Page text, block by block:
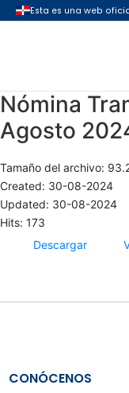
Nómina
Agosto
Tamaño del archivo:
Created: 30-08-2024
Updated: 30-08-2024
Hits: 173
Descargar
CONÓCENOS